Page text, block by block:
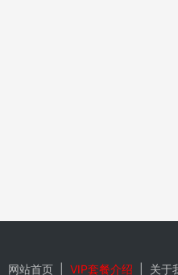
网站首页 VIP套餐介绍 关于